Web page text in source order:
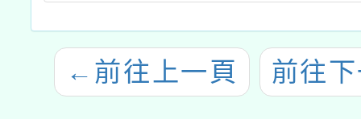
← 前往上一頁 前往